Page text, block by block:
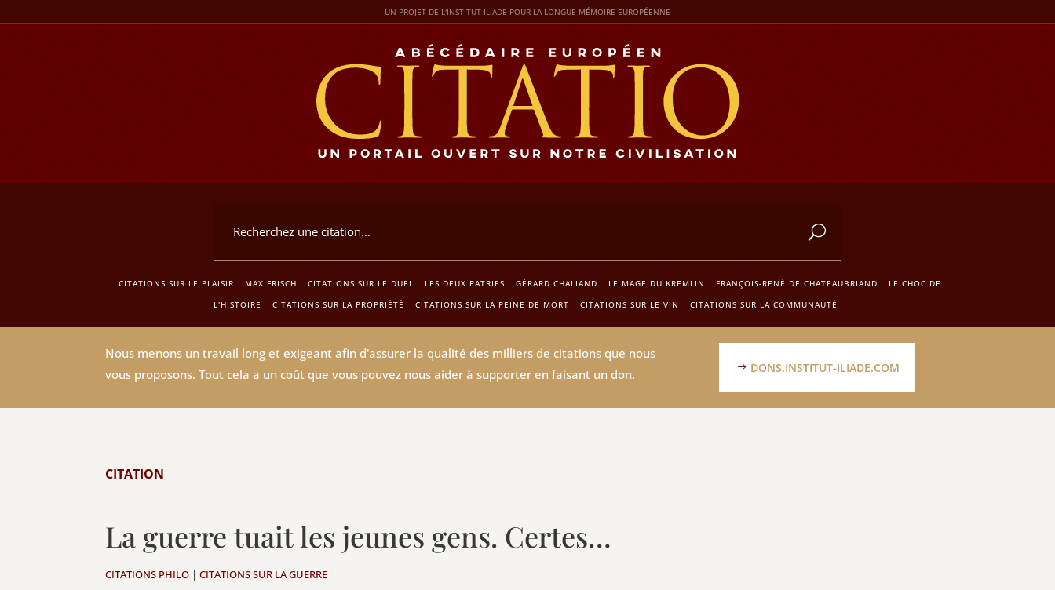
UN PROJET DE L'INSTITUT ILIADE POUR LA LONGUE MÉMOIRE EUROPÉENNE
CITATIONS SUR LE PLAISIR MAX FRISCH CITATIONS SUR LE DUEL LES DEUX PATRIES GÉRARD CHALIAND LE MAGE DU KREMLIN FRANÇOIS-RENÉ DE CHATEAUBRIAND
LE CHOC DE
L'HISTOIRE
CITATIONS SUR LA PROPRIÉTÉ CITATIONS SUR LA PEINE DE MORT CITATIONS SUR LE VIN CITATIONS SUR LA COMMUNAUTÉ
Nous menons un travail long et exigeant afin d'assurer la qualité des milliers de citations que nous
vous proposons. Tout cela a un coût que vous pouvez nous aider à supporter en faisant un don.
DONS.INSTITUT-ILIADE.COM
CITATION
La guerre tuait les jeunes gens. Certes…
CITATIONS PHILO |CITATIONS SUR LA GUERRE